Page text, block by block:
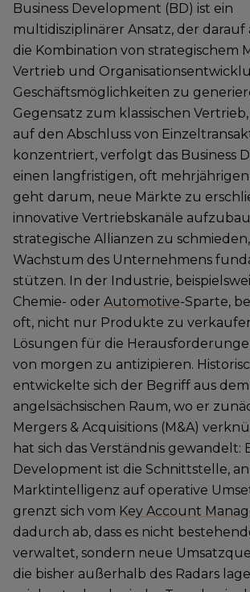
Business Development (BD) ist ein
multidisziplinärer Ansatz, der
die Kombination von strategischem
Vertrieb und
Geschäftsmöglichkeiten zu
Gegensatz zum klassischen
auf den Abschluss von
konzentriert, verfolgt das Business
einen langfristigen, oft mehrjährigen
geht darum, neue Märkte zu
innovative Vertriebskanäle
strategische Allianzen zu
Wachstum des Unternehmens
stützen. In der Industrie,
Chemie- oder Automotive-Sparte,
oft, nicht nur Produkte zu
Lösungen für die
von morgen zu antizipieren.
entwickelte sich der Begriff aus dem
angelsächsischen Raum, wo er
Mergers & Acquisitions (M&A)
hat sich das Verständnis gewandelt:
Development ist die Schnittstelle,
Marktintelligenz auf operative
grenzt sich vom Key Account
dadurch ab, dass es nicht
verwaltet, sondern neue
die bisher außerhalb des Radars